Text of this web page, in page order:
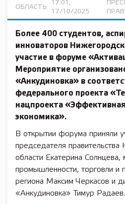
ОБЛАСТЬ
17:01,
17/10/2025
Более 400 студентов,
инноваторов
участие в форуме
Мероприятие
«Анкудиновка» в
федерального проекта
нацпроекта
экономика».
В открытии форума приняли
председателя правительства
области Екатерина Солнцева,
промышленности, торговли и
региона Максим Черкасов и
«Анкудиновка» Тимур Радаев.